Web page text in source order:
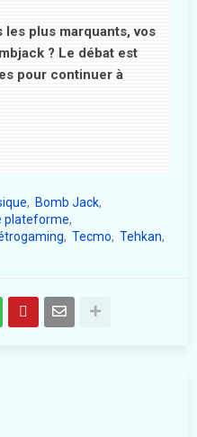
les plus marquants, vos
? Le débat est
pour continuer à
Bomb Jack
plateforme
Tecmo
Tehkan